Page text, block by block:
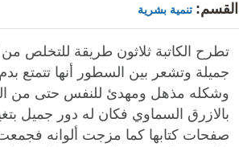
القسم: تنمية بشرية
تطرح الكاتبة ثلاثون طريقة للتخلص
جميلة وتشعر بين السطور أنها تتمتع
وشكله مذهل ومهدئ للنفس حتى من
بالازرق السماوي فكان له دور جميل
صفحات كتابها كما مزجت ألوانه فجمعت